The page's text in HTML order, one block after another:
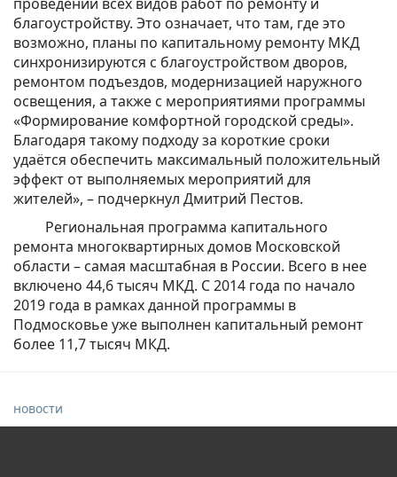
благоустройству. Это означает, что там, где это
возможно, планы по капитальному ремонту МКД
синхронизируются с благоустройством дворов,
ремонтом подъездов, модернизацией наружного
освещения, а также с мероприятиями программы
«Формирование комфортной городской среды».
Благодаря такому подходу за короткие сроки
удаётся обеспечить максимальный положительный
эффект от выполняемых мероприятий для
жителей», – подчеркнул Дмитрий Пестов.
Региональная программа капитального
ремонта многоквартирных домов Московской
области – самая масштабная в России. Всего в нее
включено 44,6 тысяч МКД. С 2014 года по начало
2019 года в рамках данной программы в
Подмосковье уже выполнен капитальный ремонт
более 11,7 тысяч МКД.
новости